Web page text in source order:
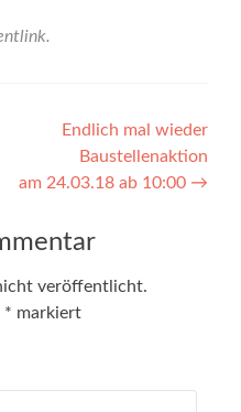
.
Endlich mal wieder
Baustellenaktion
am 24.03.18 ab 10:00 →
veröffentlicht.
* markiert